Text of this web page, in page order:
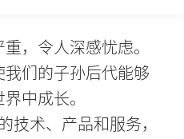
，令人深感忧虑。
们的子孙后代能够
中成长。
技术、产品和服务，